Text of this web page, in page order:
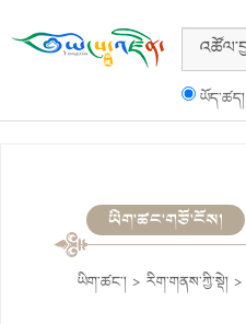
ཡོད་ཚད།
ཡིག་ཚང་གཙོ་ངོས།
ཡིག་ཚང་། > རིག་གནས་ཀྱི་སྡེ། >